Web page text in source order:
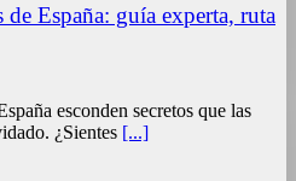
España: guía experta, ruta
esconden secretos que las
¿Sientes [...]